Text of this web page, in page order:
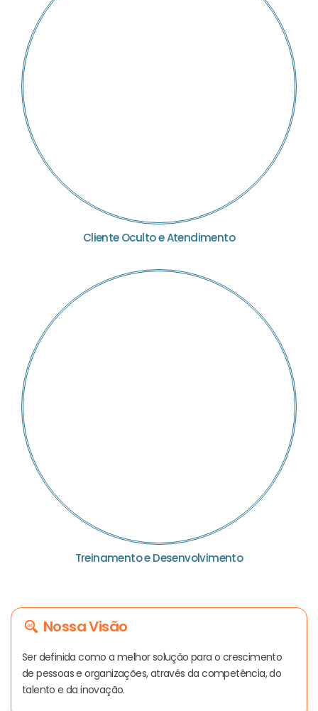
Cliente Oculto e Atendimento
Treinamento e Desenvolvimento
Nossa Visão
Ser definida como a melhor solução para o crescimento
de pessoas e organizações, através da competência, do
talento e da inovação.